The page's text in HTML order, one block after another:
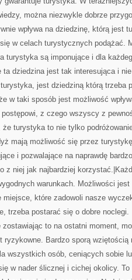
można niezwykle dobrze
wpływa na dziedzinę, którą jest
w celach turystycznych podążać.
turystyka są imponujące i dla
ta dziedzina jest tak interesująca i
jest dziedziną którą trzeba
w taki sposób jest możliwość
postępowi, z czego wszyscy z
turystyka to nie tylko
mają możliwość się przez
i pozwalające na naprawdę
z niej jak najbardziej
warunkach. Możliwości
miejsce, które zadowoli nasze
trzeba postarać się o dobre noclegi.
zostawiając to na ostatni moment,
ryzykowne. Bardzo sporą wziętością
wszystkich osób, ceniących sobie
w nader ślicznej i cichej okolicy. To